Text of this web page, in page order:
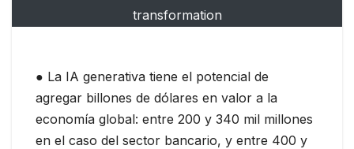
transformation
● La IA generativa tiene el potencial de
agregar billones de dólares en valor a la
economía global: entre 200 y 340 mil millones
en el caso del sector bancario, y entre 400 y